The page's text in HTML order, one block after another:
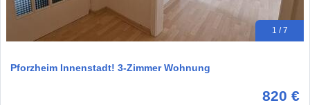
1 / 7
Pforzheim Innenstadt! 3-Zimmer Wohnung
820 €